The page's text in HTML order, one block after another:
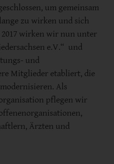
um gemeinsam
zu wirken und sich
wirken wir nun unter
e.V.“ und
und
Mitglieder etabliert, die
Als
pflegen wir
Ärzten und